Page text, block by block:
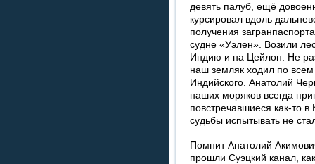
девять палуб, ещё
курсировал вдоль
получения
судне «Уэлен». Возили
Индию и на Цейлон. Не
наш земляк ходил по
Индийского. Анатолий
наших моряков всегда
повстречавшиеся как-то
судьбы испытывать не
Помнит Анатолий
прошли Суэцкий канал,